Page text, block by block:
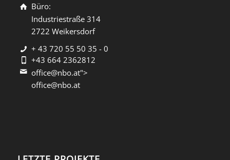
Büro:
Industriestraße 314
2722 Weikersdorf
+ 43 720 55 50 35 - 0
+43 664 2362812
office@nbo.at">
office@nbo.at